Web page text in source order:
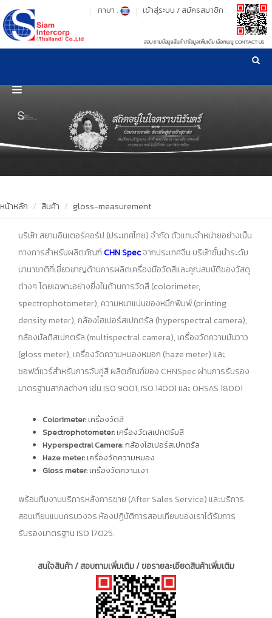
รู้ลึก รู้จริง เรื่องเครื่องมือทดสอบวัสดุ ! ยืน 1 เรื่องมาตรฐานการให้บริการ
เข้าสู่ระบบ / สมัครสมาชิก
ภาษา :
สอบถามข้อมูลสินค้า/ข้อมูลเพิ่มเติม เลือกเมนู CONTACT US
PRODUCT
OUR CLIENTS
OUR WORKS
CALIBRATION
CONTACT US
หน้าหลัก สินค้า gloss-measurement
บริษัท สยามอินเตอร์คอร์ป (ประเทศไทย) จำกัด ตัวแทนจำหน่ายอย่างเป็น
ทางการสำหรับผลิตภัณฑ์CHN Specจากประเทศจีน บริษัทชั้นนำระดับ
นานาชาติที่เชี่ยวชาญด้านการผลิตเครื่องมือวัดสีและคุณสมบัติของวัสดุ
ต่างๆ โดยเฉพาะอย่างยิ่งในด้านการวัดสี (colorimeter,
spectrophotometer), ความหนาแน่นของหมึกพิมพ์ (printing
density meter), กล้องไฮเปอร์สเปกตรัล (hyperspectral camera),
กล้องมัลติสเปกตรัล (multispectral camera), เครื่องวัดความมันวาว
(gloss meter), เครื่องวัดความหมองหมอก (haze meter) และ
ซอฟต์แวร์สำหรับการจับคู่สี ผลิตภัณฑ์ของ CHNSpec ผ่านการรับรอง
มาตรฐานสากลต่างๆ เช่น ISO 9001, ISO 14001 และ OHSAS 18001
Colorimeter: เครื่องวัดสี
Spectrophotometer: เครื่องวัดสเปกตรัมสี
Hyperspectral Camera:กล้องไฮเปอร์สเปกตรัล
Haze meter: เครื่องวัดความหมอง
Gloss meter: เครื่องวัดความเงา
พร้อมทีมงานบริการหลังการขาย (After Sales Service) และบริการ
สอบเทียบแบบครบวงจร ห้องปฏิบัติการสอบเทียบของเราได้รับการ
รับรองมาตรฐาน ISO 17025.
สนใจสินค้า / สอบถามเพิ่มเติม / ขอรายละเอียดสินค้าเพิ่มเติม